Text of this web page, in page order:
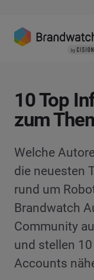
10 Top
zum
Welche
die neuesten
rund um
Brandwatch
Community
und stellen
Accounts